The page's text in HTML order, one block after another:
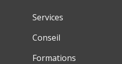
Services
Conseil
Formations